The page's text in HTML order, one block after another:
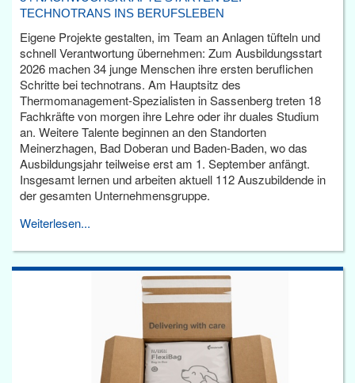
TECHNOTRANS INS BERUFSLEBEN
Eigene Projekte gestalten, im Team an Anlagen tüfteln und
schnell Verantwortung übernehmen: Zum Ausbildungsstart
2026 machen 34 junge Menschen ihre ersten beruflichen
Schritte bei technotrans. Am Hauptsitz des
Thermomanagement-Spezialisten in Sassenberg treten 18
Fachkräfte von morgen ihre Lehre oder ihr duales Studium
an. Weitere Talente beginnen an den Standorten
Meinerzhagen, Bad Doberan und Baden-Baden, wo das
Ausbildungsjahr teilweise erst am 1. September anfängt.
Insgesamt lernen und arbeiten aktuell 112 Auszubildende in
der gesamten Unternehmensgruppe.
Weiterlesen...